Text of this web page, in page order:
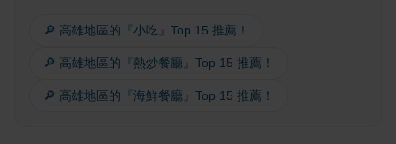
🔎 高雄地區的『小吃』Top 15 推薦！
🔎 高雄地區的『熱炒餐廳』Top 15 推薦！
🔎 高雄地區的『海鮮餐廳』Top 15 推薦！